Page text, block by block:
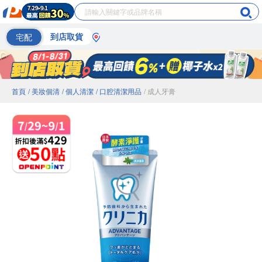
宅配 到店取貨
首頁 / 美妝個清 / 個人清潔 / 口腔清潔用品 / 成人牙膏